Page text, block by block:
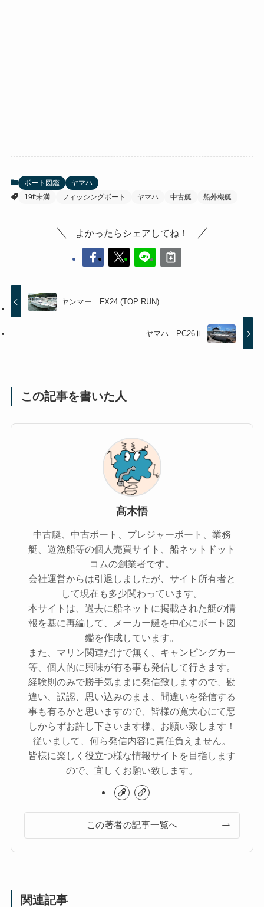
ボート図鑑
ヤマハ
19ft未満
フィッシングボート ヤマハ 中古艇 船外機艇
よかったらシェアしてね！
ヤンマー FX24 (TOP RUN)
ヤマハ PC26Ⅱ
この記事を書いた人
髙木悟
中古艇、中古ボート、プレジャーボート、業務
艇、遊漁船等の個人売買サイト、船ネットドット
コムの創業者です。
会社運営からは引退しましたが、サイト所有者と
して現在も多少関わっています。
本サイトは、過去に船ネットに掲載された艇の情
報を基に再編して、メーカー艇を中心にボート図
鑑を作成しています。
また、マリン関連だけで無く、キャンピングカー
等、個人的に興味が有る事も発信して行きます。
経験則のみで勝手気ままに発信致しますので、勘
違い、誤認、思い込みのまま、間違いを発信する
事も有るかと思いますので、皆様の寛大心にて悪
しからずお許し下さいます様、お願い致します！
従いまして、何ら発信内容に責任負えません。
皆様に楽しく役立つ様な情報サイトを目指します
ので、宜しくお願い致します。
この著者の記事一覧へ
関連記事